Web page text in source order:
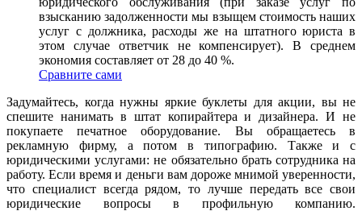
взысканию задолженности мы взыщем стоимость наших
услуг с должника, расходы же на штатного юриста в
этом случае ответчик не компенсирует). В среднем
экономия составляет от 28 до 40 %.
Сравните сами
Задумайтесь, когда нужны яркие буклеты для акции, вы не
спешите нанимать в штат копирайтера и дизайнера. И не
покупаете печатное оборудование. Вы обращаетесь в
рекламную фирму, а потом в типографию. Также и с
юридическими услугами: не обязательно брать сотрудника на
работу. Если время и деньги вам дороже мнимой уверенности,
что специалист всегда рядом, то лучше передать все свои
юридические вопросы в профильную компанию.